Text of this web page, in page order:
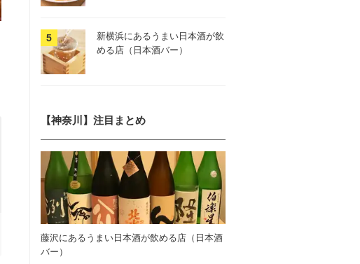
新横浜にあるうまい日本酒が飲
める店（日本酒バー）
【神奈川】注目まとめ
藤沢にあるうまい日本酒が飲める店（日本酒
バー）